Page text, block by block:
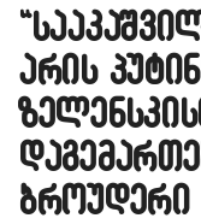
არის
ბროუდერი